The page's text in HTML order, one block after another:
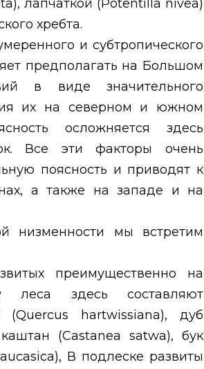
), лапчаткой (Potentilla nivea)
хребта.
и субтропического
предполагать на Большом
в виде значительного
их на северном и южном
осложняется здесь
Все эти факторы очень
поясность и приводят к
а также на западе и на
низменности мы встретим
преимущественно на
леса здесь составляют
(Quercus hartwissiana), дуб
(Castanea satwa), бук
), В подлеске развиты